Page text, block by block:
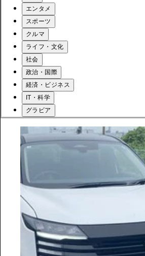
エンタメ
スポーツ
クルマ
ライフ・文化
社会
政治・国際
経済・ビジネス
IT・科学
グラビア